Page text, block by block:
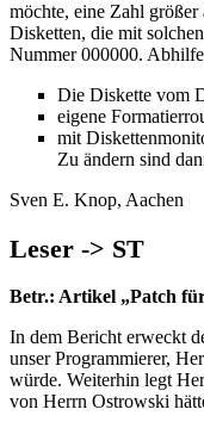
möchte, eine Zahl
Disketten, die mit
Nummer 000000.
Die Diskette vom
eigene
mit
Zu ändern sind
Sven E. Knop, Aachen
Leser -> ST
Betr.: Artikel „Patch
In dem Bericht erweckt
unser Programmierer,
würde. Weiterhin legt
von Herrn Ostrowski